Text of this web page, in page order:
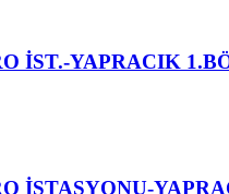
İST.-YAPRACIK
İSTASYONU-